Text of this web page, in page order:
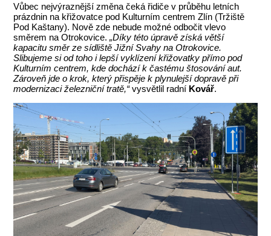
Vůbec nejvýraznější změna čeká řidiče v průběhu letních
prázdnin na křižovatce pod Kulturním centrem Zlín (Tržiště
Pod Kaštany). Nově zde nebude možné odbočit vlevo
směrem na Otrokovice.„Díky této úpravě získá větší
kapacitu směr ze sídliště Jižní Svahy na Otrokovice.
Slibujeme si od toho i lepší vyklízení křižovatky přímo pod
Kulturním centrem, kde dochází k častému štosování aut.
Zároveň jde o krok, který přispěje k plynulejší dopravě při
modernizaci železniční tratě,“vysvětlil radní Kovář.